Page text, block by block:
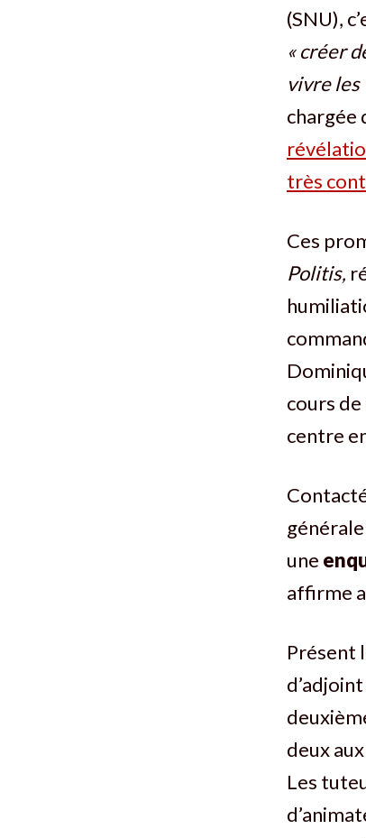
(SNU),
« créer
vivre les
chargée
très
Ces
Politis,
cours
centre
une
affirme
Présent
deux
Les